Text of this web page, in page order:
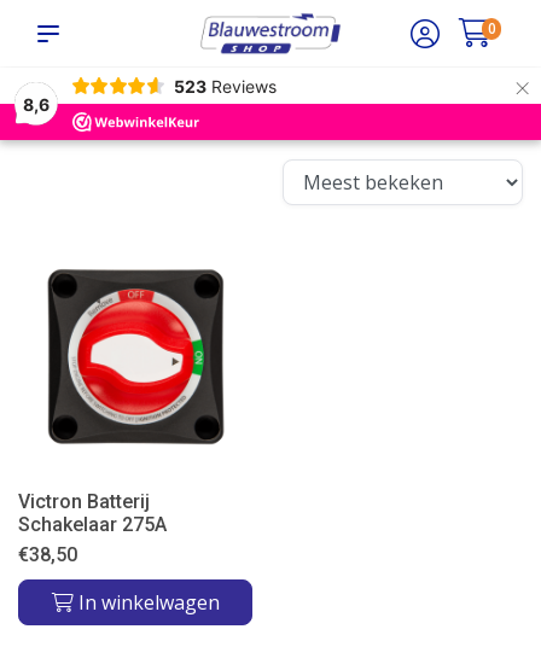
8,6
523 Reviews ×
0
Victron Batterij
Schakelaar 275A
€38,50
In winkelwagen